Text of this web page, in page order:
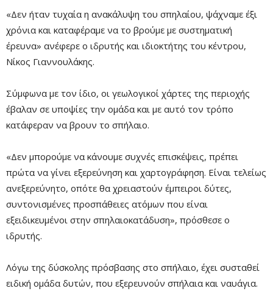
«Δεν ήταν τυχαία η ανακάλυψη του σπηλαίου, ψάχναμε έξι
χρόνια και καταφέραμε να το βρούμε με συστηματική
έρευνα» ανέφερε ο ιδρυτής και ιδιοκτήτης του κέντρου,
Νίκος Γιαννουλάκης.
Remaining
Time
-0:00
Mute
Σύμφωνα με τον ίδιο, οι γεωλογικοί χάρτες της περιοχής
έβαλαν σε υποψίες την ομάδα και με αυτό τον τρόπο
κατάφεραν να βρουν το σπήλαιο.
«Δεν μπορούμε να κάνουμε συχνές επισκέψεις, πρέπει
πρώτα να γίνει εξερεύνηση και χαρτογράφηση. Είναι τελείως
ανεξερεύνητο, οπότε θα χρειαστούν έμπειροι δύτες,
συντονισμένες προσπάθειες ατόμων που είναι
εξειδικευμένοι στην σπηλαιοκατάδυση», πρόσθεσε ο
ιδρυτής.
Λόγω της δύσκολης πρόσβασης στο σπήλαιο, έχει συσταθεί
ειδική ομάδα δυτών, που εξερευνούν σπήλαια και ναυάγια.